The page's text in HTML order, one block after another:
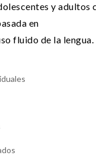
y adultos
en
fluido de la lengua.